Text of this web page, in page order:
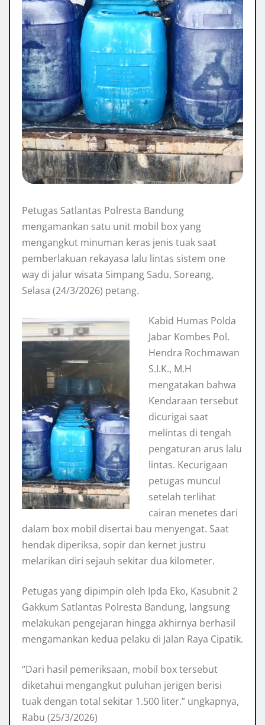
Petugas Satlantas Polresta Bandung
mengamankan satu unit mobil box yang
mengangkut minuman keras jenis tuak saat
pemberlakuan rekayasa lalu lintas sistem one
way di jalur wisata Simpang Sadu, Soreang,
Selasa (24/3/2026) petang.
Kabid Humas Polda
Jabar Kombes Pol.
Hendra Rochmawan
S.I.K., M.H
mengatakan bahwa
Kendaraan tersebut
dicurigai saat
melintas di tengah
pengaturan arus lalu
lintas. Kecurigaan
petugas muncul
setelah terlihat
cairan menetes dari
dalam box mobil disertai bau menyengat. Saat
hendak diperiksa, sopir dan kernet justru
melarikan diri sejauh sekitar dua kilometer.
Petugas yang dipimpin oleh Ipda Eko, Kasubnit 2
Gakkum Satlantas Polresta Bandung, langsung
melakukan pengejaran hingga akhirnya berhasil
mengamankan kedua pelaku di Jalan Raya Cipatik.
“Dari hasil pemeriksaan, mobil box tersebut
diketahui mengangkut puluhan jerigen berisi
tuak dengan total sekitar 1.500 liter.” ungkapnya,
Rabu (25/3/2026)